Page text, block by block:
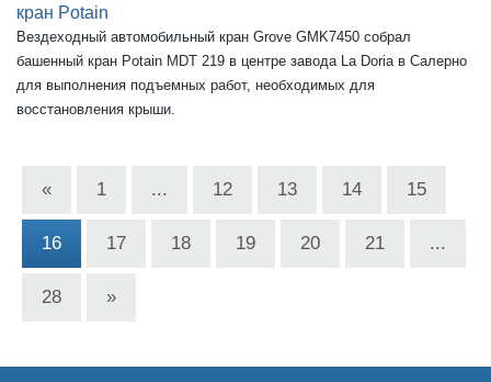
кран Potain
Вездеходный автомобильный кран Grove GMK7450 собрал
башенный кран Potain MDT 219 в центре завода La Doria в Салерно
для выполнения подъемных работ, необходимых для
восстановления крыши.
« 1 ... 12 13 14 15
16 17 18 19 20 21 ...
28 »